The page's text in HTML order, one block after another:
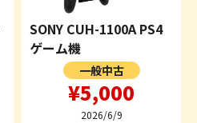
SONY CUH-1100A PS4
ゲーム機
一般中古
¥5,000
2026/6/9